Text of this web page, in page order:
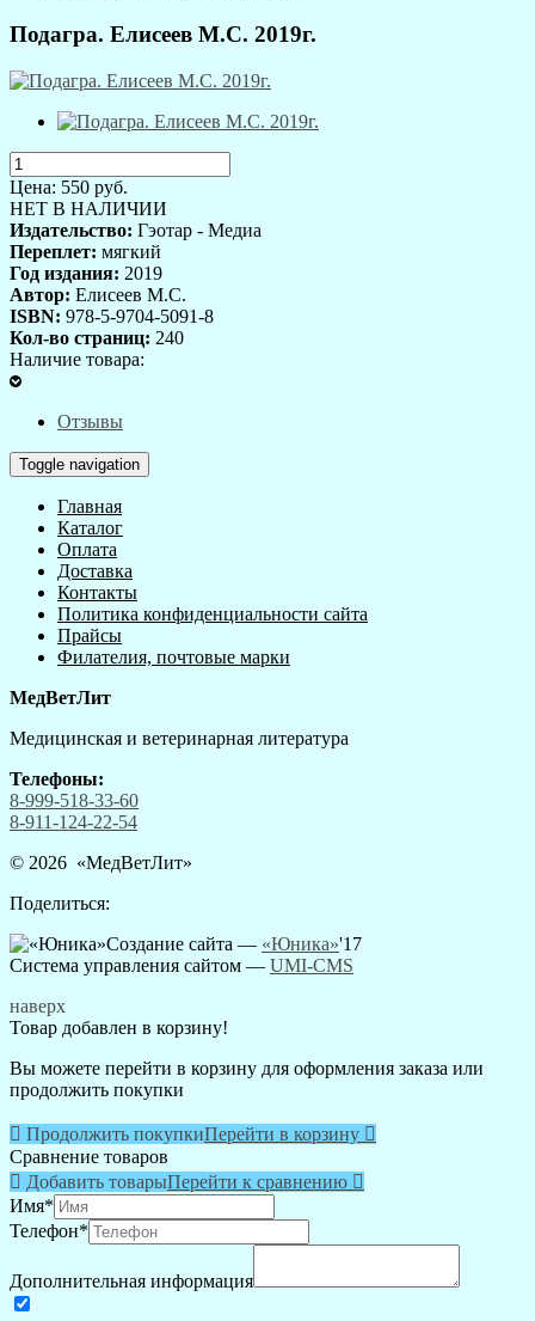
Подагра. Елисеев М.С. 2019г.
Цена: 550 руб.
НЕТ В НАЛИЧИИ
Издательство: Гэотар - Медиа
Переплет: мягкий
Год издания: 2019
Автор: Елисеев М.С.
ISBN: 978-5-9704-5091-8
Кол-во страниц: 240
Наличие товара:
Отзывы
Toggle navigation
Главная
Каталог
Оплата
Доставка
Контакты
Политика конфиденциальности сайта
Прайсы
Филателия, почтовые марки
МедВетЛит
Медицинская и ветеринарная литература
Телефоны:
8-999-518-33-60
8-911-124-22-54
© 2026 «МедВетЛит»
Поделиться:
Создание сайта — «Юника»'17
Система управления сайтом — UMI-CMS
наверх
Товар добавлен в корзину!
Вы можете перейти в корзину для оформления заказа или
продолжить покупки
 Продолжить покупкиПерейти в корзину 
Сравнение товаров
 Добавить товарыПерейти к сравнению 
Имя*
Телефон*
Дополнительная информация